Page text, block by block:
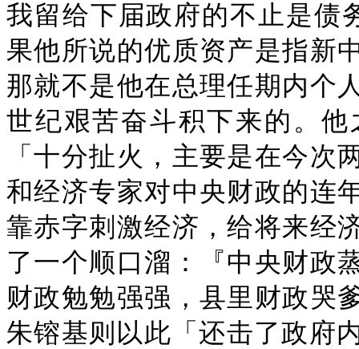
我留给下届政府的不止是债
果他所说的优质资产是指新
那就不是他在总理任期内个
世纪艰苦奋斗积下来的。
「十分扯火，主要是在今次
和经济专家对中央财政的连
靠赤字刺激经济，给将来
了一个顺口溜：『中央财政
财政勉勉强强，县里财政哭
朱镕基则以此「还击了政府